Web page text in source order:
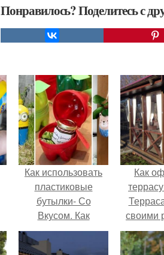
Понравилось? Поделитесь с
Как использовать
пластиковые
бутылки- Со
Вкусом. Как
использовать
пластиковые
Как
своими
идеи
правила